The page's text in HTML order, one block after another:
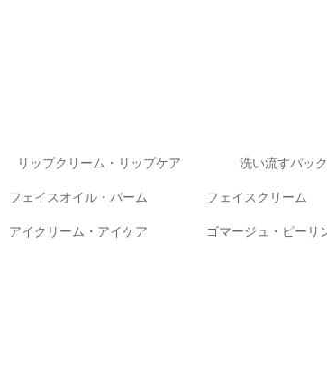
リップクリーム・リップケア 洗い流すパッ
フェイスオイル・バーム フェイスクリーム
アイクリーム・アイケア ゴマージュ・ピーリ